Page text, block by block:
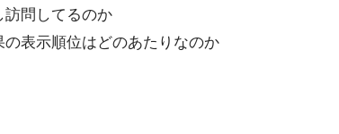
訪問してるのか
の表示順位はどのあたりなのか